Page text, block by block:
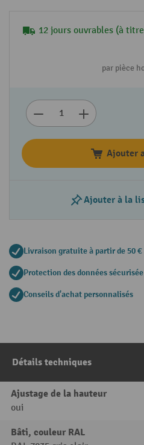
12 jours ouvrables (à
par pièce
Ajouter
Ajouter à la
Livraison gratuite à partir de 50 €
Protection des données sécurisée
Conseils d'achat personnalisés
Détails techniques
Ajustage de la hauteur
oui
Bâti, couleur RAL